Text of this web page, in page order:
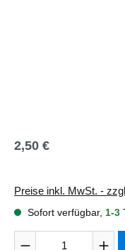
Regulärer Preis:
2,50 €
Preise inkl. MwSt. -
Sofort verfügbar, 1-3
Produkt Anzahl: Gib